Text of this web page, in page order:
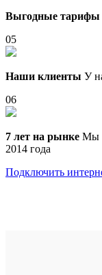
Выгодные тарифы
05
Наши клиенты У
06
7 лет на рынке Мы
2014 года
Подключить